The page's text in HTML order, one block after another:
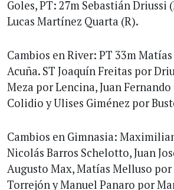
Goles, PT: 27m Sebastián Driussi
Lucas Martínez Quarta (R).
Cambios en River: PT 33m
Acuña. ST Joaquín Freitas por
Meza por Lencina, Juan
Colidio y Ulises Giménez por
Cambios en Gimnasia:
Nicolás Barros Schelotto, Juan
Augusto Max, Matías Melluso por
Torrejón y Manuel Panaro por